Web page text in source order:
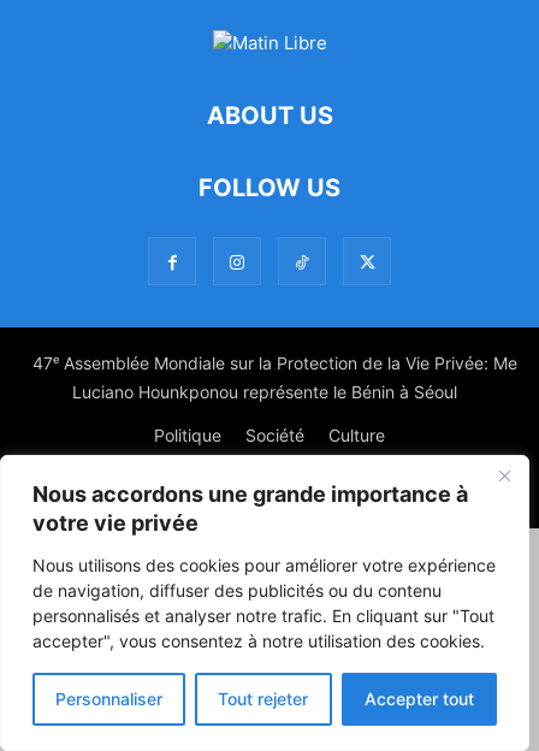
Nous accordons une grande importance à
votre vie privée
Nous utilisons des cookies pour améliorer votre expérience
de navigation, diffuser des publicités ou du contenu
personnalisés et analyser notre trafic. En cliquant sur "Tout
accepter", vous consentez à notre utilisation des cookies.
Personnaliser Tout rejeter Accepter tout
ABOUT US
FOLLOW US
47ᵉ Assemblée Mondiale sur la Protection de la Vie Privée: Me
Luciano Hounkponou représente le Bénin à Séoul
Politique Société Culture
© Powered by digitXplus Francophone